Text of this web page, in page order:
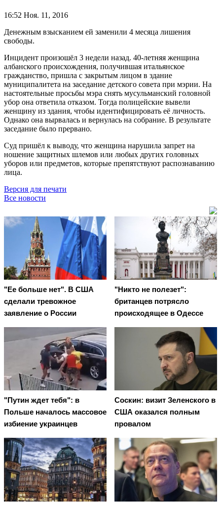
16:52 Ноя. 11, 2016
Денежным взысканием ей заменили 4 месяца лишения
свободы.
Инцидент произошёл 3 недели назад. 40-летняя женщина
албанского происхождения, получившая итальянское
гражданство, пришла с закрытым лицом в здание
муниципалитета на заседание детского совета при мэрии. На
настоятельные просьбы мэра снять мусульманский головной
убор она ответила отказом. Тогда полицейские вывели
женщину из здания, чтобы идентифицировать её личность.
Однако она вырвалась и вернулась на собрание. В результате
заседание было прервано.
Суд пришёл к выводу, что женщина нарушила запрет на
ношение защитных шлемов или любых других головных
уборов или предметов, которые препятствуют распознаванию
лица.
Версия для печати
Все новости
"Ее больше нет". В США
сделали тревожное
заявление о России
"Никто не полезет":
британцев потрясло
происходящее в Одессе
"Путин ждет тебя": в
Польше началось массовое
избиение украинцев
Соскин: визит Зеленского в
США оказался полным
провалом